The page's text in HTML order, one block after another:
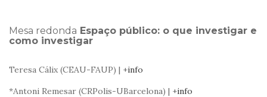
Mesa redonda Espaço público: o que investigar e
como investigar
Teresa Cálix (CEAU-FAUP) | +info
*Antoni Remesar (CRPolis-UBarcelona) | +info